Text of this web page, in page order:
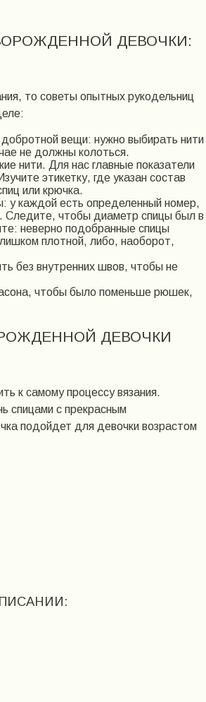
ДЕВОЧКИ:
то советы опытных рукодельниц
вещи: нужно выбирать нити
не должны колоться.
нити. Для нас главные показатели
этикетку, где указан состав
или крючка.
у каждой есть определенный номер,
Следите, чтобы диаметр спицы был в
неверно подобранные спицы
плотной, либо, наоборот,
без внутренних швов, чтобы не
чтобы было поменьше рюшек,
ДЕВОЧКИ
к самому процессу вязания.
спицами с прекрасным
подойдет для девочки возрастом